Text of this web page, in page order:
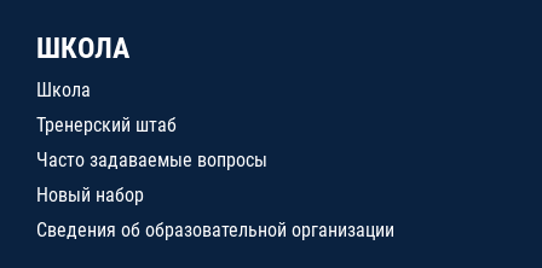
ШКОЛА
Школа
Тренерский штаб
Часто задаваемые вопросы
Новый набор
Сведения об образовательной организации